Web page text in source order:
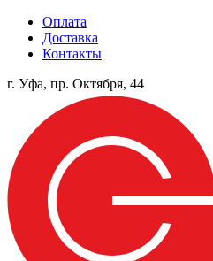
Оплата
Доставка
Контакты
г. Уфа, пр. Октября, 44